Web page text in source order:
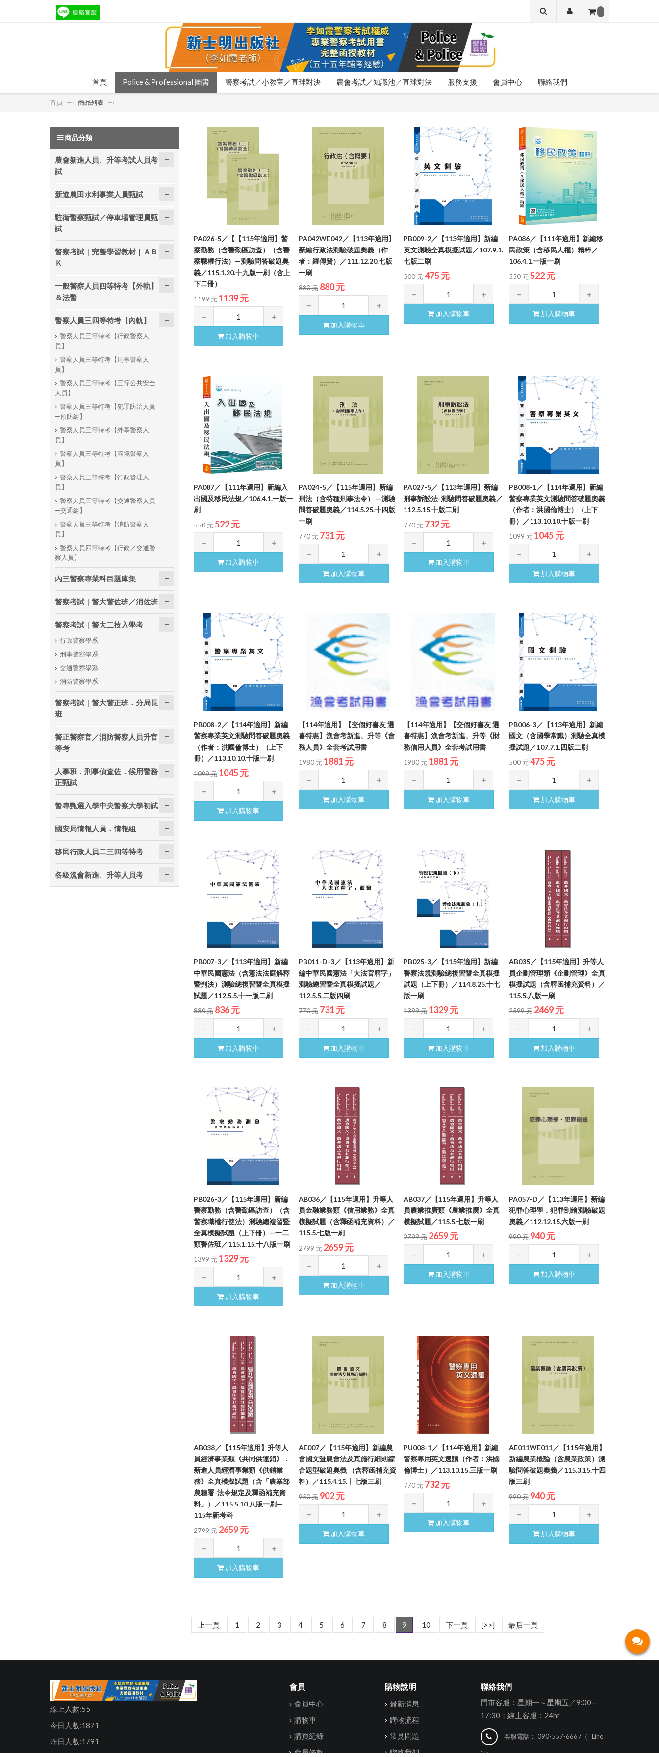
首頁 Police & Professional 圖書 警察考試／小教室／直球對決 農會考試／知識池／直球對決 服務支援 會員中心 聯絡我們
首頁 —› 商品列表 —›
PA026-5／【【115年適用】警
察勤務（含警勤區訪查）（含警
察職權行法）—測驗問答破題奧
義／115.1.20.十九版一刷（含上
下二冊）
1199 元 1139 元
加入購物車
PA042WE042／【113年適用】
新編行政法測驗破題奧義（作
者：羅傳賢）／111.12.20.七版
一刷
880 元 880 元
加入購物車
PB009-2／【113年適用】新編
英文測驗全真模擬試題／107.9.1.
七版二刷
500 元475 元
加入購物車
PA086／【111年適用】新編移
民政策（含移民人權）精粹／
106.4.1.一版一刷
550 元 522 元
加入購物車
PA087／【111年適用】新編入
出國及移民法規／106.4.1.一版一
刷
550 元 522 元
加入購物車
PA024-5／【115年適用】新編
刑法（含特種刑事法令） —測驗
問答破題奧義／114.5.25.十四版
一刷
770 元 731 元
加入購物車
PA027-5／【113年適用】新編
刑事訴訟法-測驗問答破題奧義／
112.5.15.十版二刷
770 元 732 元
加入購物車
PB008-1／【114年適用】新編
警察專業英文測驗問答破題奧義
（作者：洪國倫博士）（上下
冊）／113.10.10.十版一刷
1099 元 1045 元
加入購物車
PB008-2／【114年適用】新編
警察專業英文測驗問答破題奧義
（作者：洪國倫博士）（上下
冊）／113.10.10.十版一刷
1099 元 1045 元
加入購物車
【114年適用】【交個好書友 選
書特惠】漁會考新進、升等《會
務人員》全套考試用書
1980 元 1881 元
加入購物車
【114年適用】【交個好書友 選
書特惠】漁會考新進、升等《財
務信用人員》全套考試用書
1980 元 1881 元
加入購物車
PB006-3／【113年適用】新編
國文（含國學常識）測驗全真模
擬試題／107.7.1.四版二刷
500 元 475 元
加入購物車
PB007-3／【113年適用】新編
中華民國憲法（含憲法法庭解釋
暨判決）測驗總複習暨全真模擬
試題／112.5.5.十一版二刷
880 元 836 元
加入購物車
PB011-D-3／【113年適用】新
編中華民國憲法「大法官釋字」
測驗總習暨全真模擬試題／
112.5.5.二版四刷
770 元 731 元
加入購物車
PB025-3／【115年適用】新編
警察法規測驗總複習暨全真模擬
試題（上下冊）／114.8.25.十七
版一刷
1399 元 1329 元
加入購物車
AB035／【115年適用】升等人
員企劃管理類《企劃管理》全真
模擬試題（含釋函補充資料）／
115.5.八版一刷
2599 元 2469 元
加入購物車
PB026-3／【115年適用】新編
警察勤務（含警勤區訪查）（含
警察職權行使法）測驗總複習暨
全真模擬試題（上下冊）—一二
類警佐班／115.1.15.十八版一刷
1399 元 1329 元
加入購物車
AB036／【115年適用】升等人
員金融業務類《信用業務》全真
模擬試題（含釋函補充資料）／
115.5.七版一刷
2799 元 2659 元
加入購物車
AB037／【115年適用】升等人
員農業推廣類《農業推廣》全真
模擬試題／115.5.七版一刷
2799 元 2659 元
加入購物車
PA057-D／【113年適用】新編
犯罪心理學．犯罪剖繪測驗破題
奧義／112.12.15.六版一刷
990 元 940 元
加入購物車
AB038／【115年適用】升等人
員經濟事業類《共同供運銷》．
新進人員經濟事業類《供銷業
務》全真模擬試題（含「農業部
農糧署-法令規定及釋函補充資
料」）／115.5.10.八版一刷—
115年新考科
2799 元 2659 元
加入購物車
AE007／【115年適用】新編農
會國文暨農會法及其施行細則綜
合題型破題奧義 （含釋函補充資
料）／115.4.15.十七版三刷
950 元 902 元
加入購物車
PU008-1／【114年適用】新編
警察專用英文速讀（作者：洪國
倫博士）／113.10.15.三版一刷
770 元 732 元
加入購物車
AE011WE011／【115年適用】
新編農業概論（含農業政策）測
驗問答破題奧義／115.3.15.十四
版三刷
990 元 940 元
加入購物車
上一頁 1 2 3 4 5 6 7 8 9 10 下一頁 [>>] 最后一頁
商品分類
農會新進人員、升等考試人員考
試
新進農田水利事業人員甄試
駐衛警察甄試／停車場管理員甄
試
警察考試｜完整學習教材｜ＡＢ
Ｋ
一般警察人員四等特考【外軌】
＆法警
警察人員三四等特考【內軌】
警察人員三等特考【行政警察人
員】
警察人員三等特考【刑事警察人
員】
警察人員三等特考【三等公共安全
人員】
警察人員三等特考【犯罪防治人員
—預防組】
警察人員三等特考【外事警察人
員】
警察人員三等特考【國境警察人
員】
警察人員三等特考【行政管理人
員】
警察人員三等特考【交通警察人員
—交通組】
警察人員三等特考【消防警察人
員】
警察人員四等特考【行政／交通警
察人員】
內三警察專業科目題庫集
警察考試｜警大警佐班／消佐班
警察考試｜警大二技入學考
行政警察學系
刑事警察學系
交通警察學系
消防警察學系
警察考試｜警大警正班．分局長
班
警正警察官／消防警察人員升官
等考
人事班．刑事偵查佐．候用警務
正甄試
警專甄選入學中央警察大學初試
國安局情報人員．情報組
移民行政人員二三四等特考
各級漁會新進、升等人員考
線上人數:55
今日人數:1871
昨日人數:1791
會員
會員中心
購物車
購買紀錄
會員條款
購物說明
最新消息
購物流程
常見問題
聯絡我們
聯絡我們
門市客服：星期一～星期五／9:00—
17:30；線上客服：24hr
客服電話： 090-557-6667（=Line
id）